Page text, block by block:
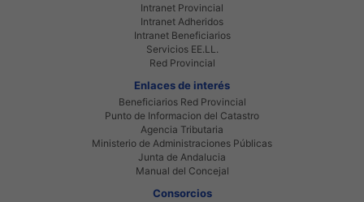
Intranet Provincial
Intranet Adheridos
Intranet Beneficiarios
Servicios EE.LL.
Red Provincial
Enlaces de interés
Beneficiarios Red Provincial
Punto de Informacion del Catastro
Agencia Tributaria
Ministerio de Administraciones Públicas
Junta de Andalucia
Manual del Concejal
Consorcios